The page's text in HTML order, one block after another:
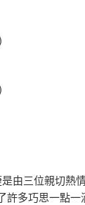
由三位親切熱
許多巧思一點